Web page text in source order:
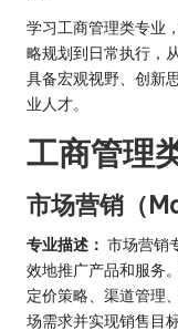
学习工商管理类专业
略规划到日常执行，
具备宏观视野、创新
业人才。
工商管理
市场营销（
专业描述： 市场营销
效地推广产品和服务
定价策略、渠道管理
场需求并实现销售目标